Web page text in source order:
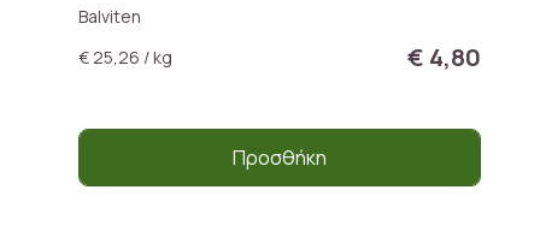
Balviten
€ 25,26 / kg
€ 4,80
Προσθήκη